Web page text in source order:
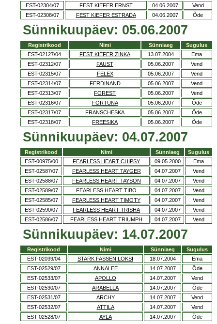
EST-02304/07
FEST KIEFER ERNST 04.06.2007
Vend
EST-02308/07
FEST KIEFER ESTRADA 04.06.2007 Õde
Sünnikuupäev: 05.06.2007
Registrikood Nimi Sünniaeg
Sugulus
EST-02127/04
FEST KIEFER ZINKA 13.07.2004
Ema
EST-02312/07
FAUST 05.06.2007
Vend
EST-02315/07
FELEX 05.06.2007
Vend
EST-02314/07
FERDINAND 05.06.2007
Vend
EST-02313/07
FOREST 05.06.2007
Vend
EST-02316/07
FORTUNA 05.06.2007
Õde
EST-02317/07
FRANSCHESKA 05.06.2007
Õde
EST-02318/07
FREESIKA 05.06.2007 Õde
Sünnikuupäev: 04.07.2007
Registrikood Nimi Sünniaeg
Sugulus
EST-00975/00
FEARLESS HEART CHIPSY 09.05.2000
Ema
EST-02587/07
FEARLESS HEART TAYGER 04.07.2007
Vend
EST-02588/07
FEARLESS HEART TAYSON 04.07.2007
Vend
EST-02589/07
FEARLESS HEART TIBO 04.07.2007
Vend
EST-02585/07
FEARLESS HEART TIMOTY 04.07.2007
Vend
EST-02590/07
FEARLESS HEART TRISHA 04.07.2007
Vend
EST-02586/07
FEARLESS HEART TRIUMPH 04.07.2007 Vend
Sünnikuupäev: 14.07.2007
Registrikood Nimi Sünniaeg
Sugulus
EST-02039/04
STARK FASSEN LOKSI 18.07.2004
Ema
EST-02529/07
ANNALEE 14.07.2007
Õde
EST-02533/07
APOLLO 14.07.2007
Vend
EST-02530/07
ARABELLA 14.07.2007
Õde
EST-02531/07
ARCHY 14.07.2007
Vend
EST-02532/07
ATTILA 14.07.2007
Vend
EST-02528/07
AYLA 14.07.2007 Õde